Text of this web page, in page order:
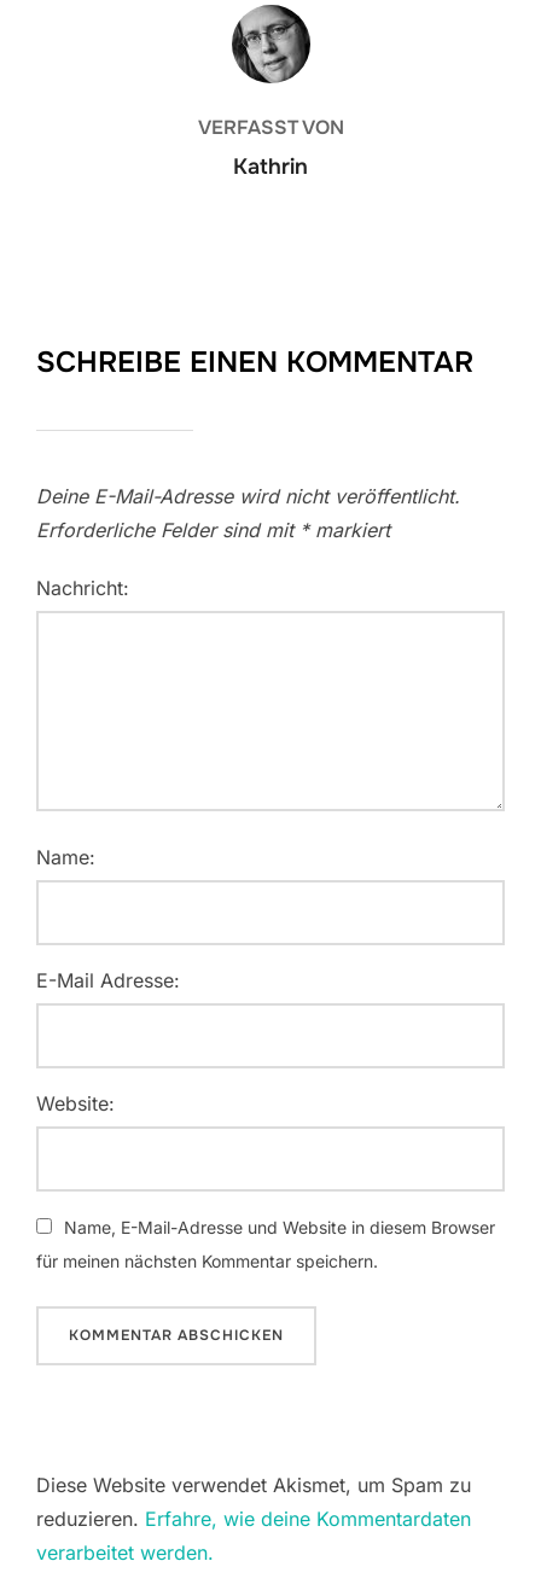
BEITRAGSAUTOR
VERFASST VON
Kathrin
SCHREIBE EINEN KOMMENTAR
Deine E-Mail-Adresse wird nicht veröffentlicht.
Erforderliche Felder sind mit *markiert
Nachricht:
Name:
E-Mail Adresse:
Website:
Name, E-Mail-Adresse und Website in diesem Browser
für meinen nächsten Kommentar speichern.
Diese Website verwendet Akismet, um Spam zu
reduzieren. Erfahre, wie deine Kommentardaten
verarbeitet werden.